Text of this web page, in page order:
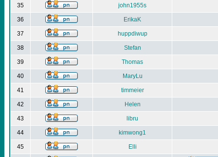
35 john1955s
36 ErikaK
37 huppdiwup
38 Stefan
39 Thomas
40 MaryLu
41 timmeier
42 Helen
43 libru
44 kimwong1
45 Elli